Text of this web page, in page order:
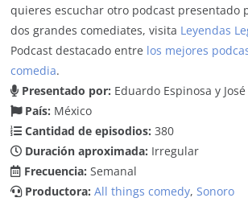
quieres escuchar otro podcast presentado
dos grandes comediates, visita Leyendas
Podcast destacado entre los mejores
comedia.
Presentado por: Eduardo Espinosa y
País: México
Cantidad de episodios: 380
Duración aproximada: Irregular
Frecuencia: Semanal
Productora: All things comedy,Sonoro